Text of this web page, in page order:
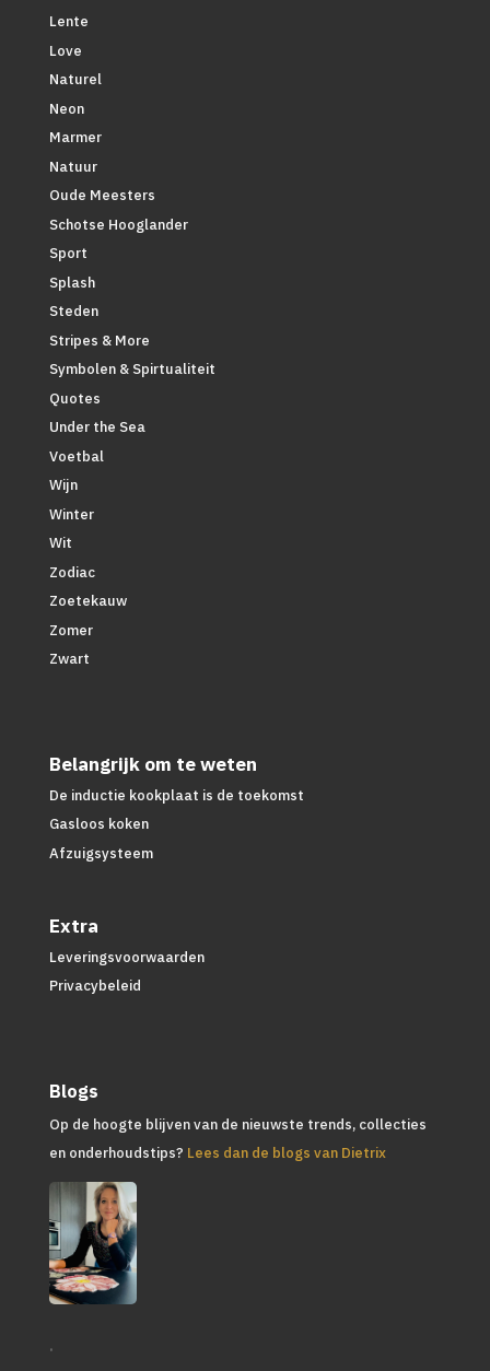
Lente
Love
Naturel
Neon
Marmer
Natuur
Oude Meesters
Schotse Hooglander
Sport
Splash
Steden
Stripes & More
Symbolen & Spirtualiteit
Quotes
Under the Sea
Voetbal
Wijn
Winter
Wit
Zodiac
Zoetekauw
Zomer
Zwart
Belangrijk om te weten
De inductie kookplaat is de toekomst
Gasloos koken
Afzuigsysteem
Extra
Leveringsvoorwaarden
Privacybeleid
Blogs
Op de hoogte blijven van de nieuwste trends, collecties
en onderhoudstips? Lees dan de blogs van Dietrix
.